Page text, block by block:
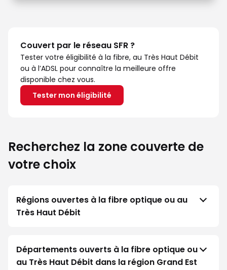
Couvert par le réseau SFR ?
Tester votre éligibilité à la fibre, au Très Haut Débit
ou à l’ADSL pour connaître la meilleure offre
disponible chez vous.
Tester mon éligibilité
Recherchez la zone couverte de
votre choix
Régions ouvertes à la fibre optique ou au
Très Haut Débit
Départements ouverts à la fibre optique ou
au Très Haut Débit dans la région Grand Est